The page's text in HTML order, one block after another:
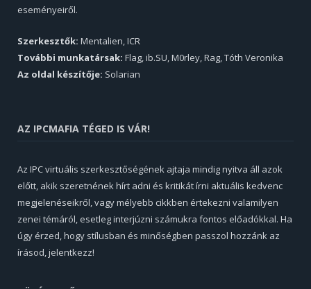
eseményeiről.
Szerkesztők: Mentalien, ICR
További munkatársak: Flag, ib.SU, M0rley, Rag, Tóth Veronika
Az oldal készítője: Solarian
AZ IPCMAFIA TÉGED IS VÁR!
Az IPC virtuális szerkesztőségének ajtaja mindig nyitva áll azok
előtt, akik szeretnének hírt adni és kritikát írni aktuális kedvenc
megjelenéseikről, vagy mélyebb cikkben értekezni valamilyen
zenei témáról, esetleg interjúzni számukra fontos előadókkal. Ha
úgy érzed, hogy stílusban és minőségben passzol hozzánk az
írásod, jelentkezz!